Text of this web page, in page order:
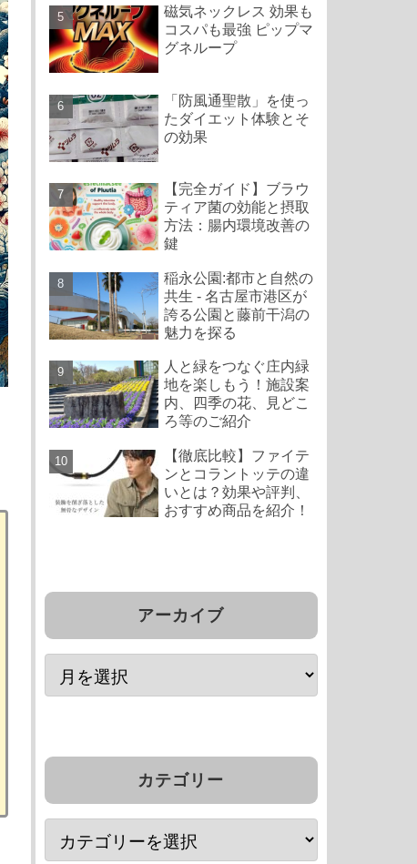
磁気ネックレス 効果も
コスパも最強 ピップマ
グネループ
「防風通聖散」を使っ
たダイエット体験とそ
の効果
【完全ガイド】ブラウ
ティア菌の効能と摂取
方法：腸内環境改善の
鍵
稲永公園:都市と自然の
共生 - 名古屋市港区が
誇る公園と藤前干潟の
魅力を探る
人と緑をつなぐ庄内緑
地を楽しもう！施設案
内、四季の花、見どこ
ろ等のご紹介
【徹底比較】ファイテ
ンとコラントッテの違
いとは？効果や評判、
おすすめ商品を紹介！
アーカイブ
カテゴリー